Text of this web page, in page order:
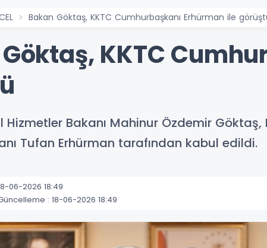
Bakan Göktaş, KKTC Cumhurbaşkanı Erhürman ile
KKTC
Hizmetler Bakanı Mahinur Özdemir Göktaş,
Tufan Erhürman tarafından kabul edildi.
06-2026 18:49
: 18-06-2026 18:49